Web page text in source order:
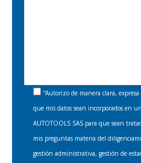
“Autorizo de manera clara,
que mis datos sean incorporados en
AUTOTOOLS SAS para que sean
mis preguntas materia del
gestión administrativa, gestión de